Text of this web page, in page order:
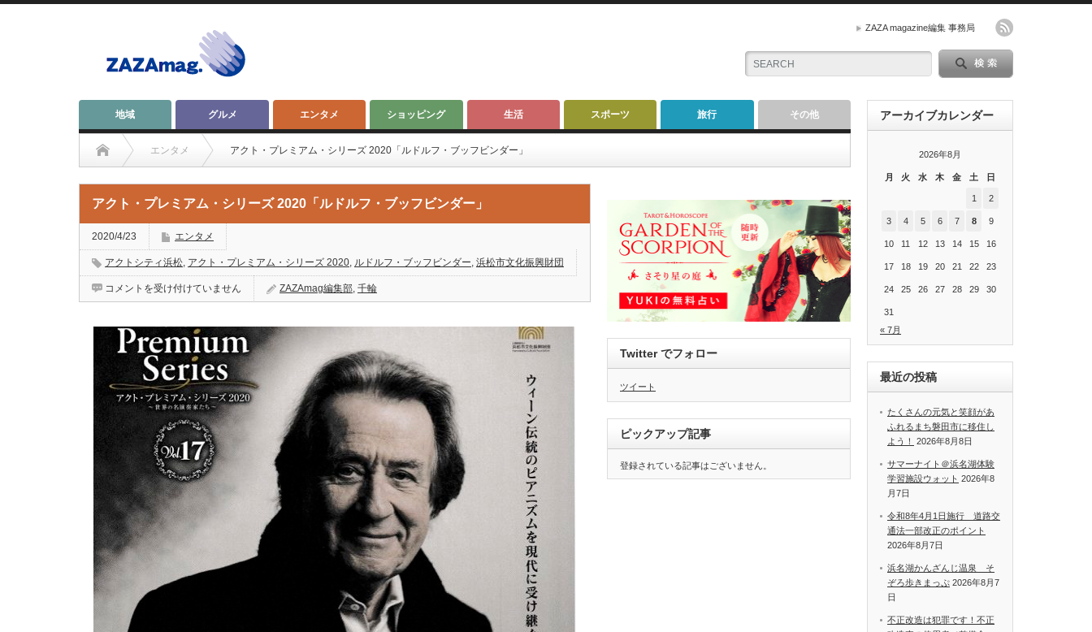
ZAZA magazine編集 事務局
地域 グルメ エンタメ ショッピング 生活 スポーツ 旅行 その他
エンタメ アクト・プレミアム・シリーズ 2020「ルドルフ・ブッフビンダー」
アクト・プレミアム・シリーズ 2020「ルドルフ・ブッフビンダー」
2020/4/23 エンタメ
アクトシティ浜松, アクト・プレミアム・シリーズ 2020, ルドルフ・ブッフビンダー, 浜松市文化振興財団
ア
レ
ア
ム・
シ
ー
2020「ル
ル
フ・
ブ
フ
ビ
ン
ダ
ー」
コメントを受け付けていません ZAZAmag編集部, 千輪
Twitter でフォロー
ツイート
ピックアップ記事
登録されている記事はございません。
アーカイブカレンダー
2026年8月
月 火 水 木 金 土 日
1 2
3 4 5 6 7 8 9
10 11 12 13 14 15 16
17 18 19 20 21 22 23
24 25 26 27 28 29 30
31
« 7月
最近の投稿
たくさんの元気と笑顔があ
ふれるまち磐田市に移住し
よう！
2026年8月8日
サマーナイト＠浜名湖体験
学習施設ウォット 2026年8
月7日
令和8年4月1日施行 道路交
通法一部改正のポイント
2026年8月7日
浜名湖かんざんじ温泉 そ
ぞろ歩きまっぷ 2026年8月7
日
不正改造は犯罪です！不正